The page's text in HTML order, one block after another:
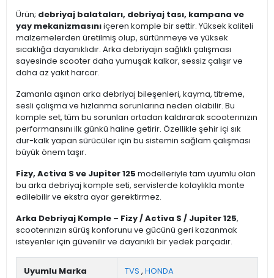
Ürün; debriyaj balataları, debriyaj tası, kampana ve
yay mekanizmasınıiçeren komple bir settir. Yüksek kaliteli
malzemelerden üretilmiş olup, sürtünmeye ve yüksek
sıcaklığa dayanıklıdır. Arka debriyajın sağlıklı çalışması
sayesinde scooter daha yumuşak kalkar, sessiz çalışır ve
daha az yakıt harcar.
Zamanla aşınan arka debriyaj bileşenleri, kayma, titreme,
sesli çalışma ve hızlanma sorunlarına neden olabilir. Bu
komple set, tüm bu sorunları ortadan kaldırarak scooterınızın
performansını ilk günkü haline getirir. Özellikle şehir içi sık
dur-kalk yapan sürücüler için bu sistemin sağlam çalışması
büyük önem taşır.
Fizy, Activa S ve Jupiter 125 modelleriyle tam uyumlu olan
bu arka debriyaj komple seti, servislerde kolaylıkla monte
edilebilir ve ekstra ayar gerektirmez.
Arka Debriyaj Komple – Fizy / Activa S / Jupiter 125,
scooterınızın sürüş konforunu ve gücünü geri kazanmak
isteyenler için güvenilir ve dayanıklı bir yedek parçadır.
Uyumlu Marka TVS , HONDA